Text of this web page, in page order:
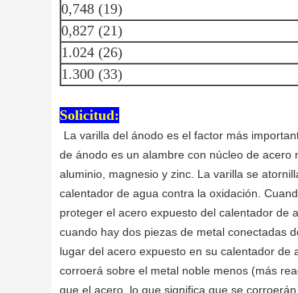
0,748 (19)
0,827 (21)
1.024 (26)
1.300 (33)
Solicitud:
La varilla del ánodo es el factor más
de ánodo es un alambre con núcleo de
aluminio, magnesio y zinc. La varilla se
calentador de agua contra la oxidación.
proteger el acero expuesto del calentador de
cuando hay dos piezas de metal conectadas
lugar del acero expuesto en su calentador
corroerá sobre el metal noble menos (más
que el acero, lo que significa que se